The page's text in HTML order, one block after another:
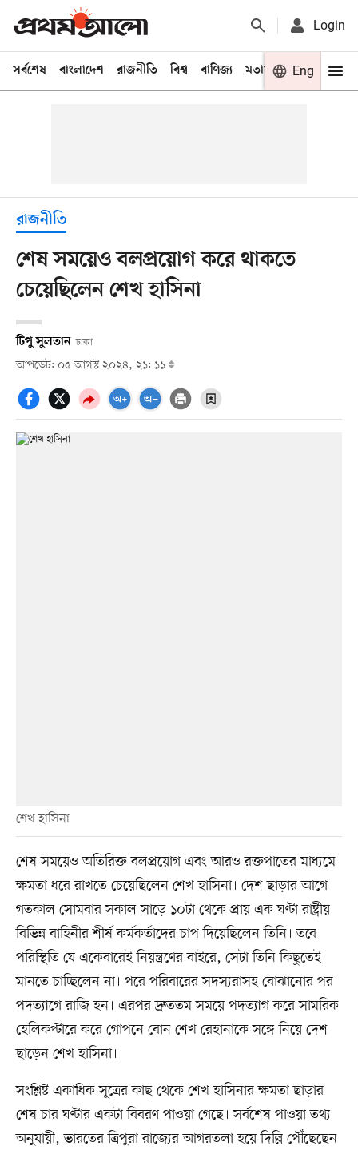
Login
সর্বশেষ বাংলাদেশ রাজনীতি বিশ্ব বাণিজ্য মতামত খেলা
Eng
রাজনীতি
শেষ সময়েও বলপ্রয়োগ করে থাকতে
চেয়েছিলেন শেখ হাসিনা
টিপু সুলতান ঢাকা
আপডেট: ০৫ আগস্ট ২০২৪, ২১: ১১
শেখ হাসিনা
শেষ সময়েও অতিরিক্ত বলপ্রয়োগ এবং আরও রক্তপাতের মাধ্যমে
ক্ষমতা ধরে রাখতে চেয়েছিলেন শেখ হাসিনা। দেশ ছাড়ার আগে
গতকাল সোমবার সকাল সাড়ে ১০টা থেকে প্রায় এক ঘণ্টা রাষ্ট্রীয়
বিভিন্ন বাহিনীর শীর্ষ কর্মকর্তাদের চাপ দিয়েছিলেন তিনি। তবে
পরিস্থিতি যে একেবারেই নিয়ন্ত্রণের বাইরে, সেটা তিনি কিছুতেই
মানতে চাচ্ছিলেন না। পরে পরিবারের সদস্যরাসহ বোঝানোর পর
পদত্যাগে রাজি হন। এরপর দ্রুততম সময়ে পদত্যাগ করে সামরিক
হেলিকপ্টারে করে গোপনে বোন শেখ রেহানাকে সঙ্গে নিয়ে দেশ
ছাড়েন শেখ হাসিনা।
সংশ্লিষ্ট একাধিক সূত্রের কাছ থেকে শেখ হাসিনার ক্ষমতা ছাড়ার
শেষ চার ঘণ্টার একটা বিবরণ পাওয়া গেছে। সর্বশেষ পাওয়া তথ্য
অনুযায়ী, ভারতের ত্রিপুরা রাজ্যের আগরতলা হয়ে দিল্লি পৌঁছেছেন